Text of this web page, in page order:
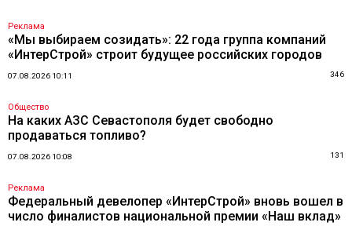
Реклама
«Мы выбираем созидать»: 22 года группа компаний
«ИнтерСтрой» строит будущее российских городов
07.08.2026 10:11 346
Общество
На каких АЗС Севастополя будет свободно
продаваться топливо?
07.08.2026 10:08 131
Реклама
Федеральный девелопер «ИнтерСтрой» вновь вошел в
число финалистов национальной премии «Наш вклад»